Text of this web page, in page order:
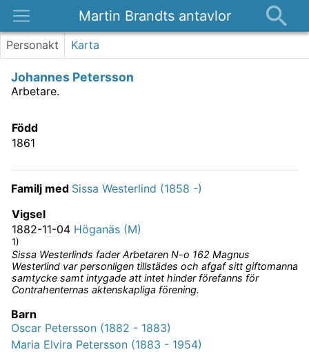
Martin Brandts antavlor
Platser
Om
Personakt Karta
Johannes Petersson
Arbetare.
Född
1861
Familj med Sissa Westerlind (1858 -)
Vigsel
1882-11-04 Höganäs (M)
1)
Sissa Westerlinds fader Arbetaren N-o 162 Magnus
Westerlind var personligen tillstädes och afgaf sitt giftomanna
samtycke samt intygade att intet hinder förefanns för
Contrahenternas aktenskapliga förening.
Barn
Oscar Petersson (1882 - 1883)
Maria Elvira Petersson (1883 - 1954)